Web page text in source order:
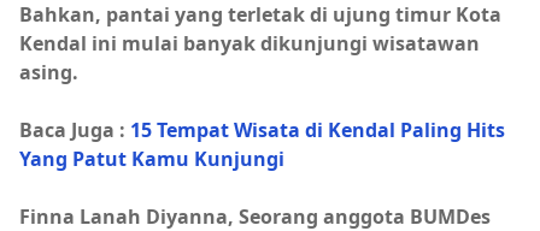
Bahkan, pantai yang terletak di ujung timur Kota
Kendal ini mulai banyak dikunjungi wisatawan
asing.
Baca Juga : 15 Tempat Wisata di Kendal Paling Hits
Yang Patut Kamu Kunjungi
Finna Lanah Diyanna, Seorang anggota BUMDes